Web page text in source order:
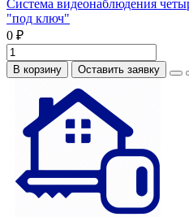
Система видеонаблюдения
"под ключ"
0 ₽
В корзину Оставить заявку